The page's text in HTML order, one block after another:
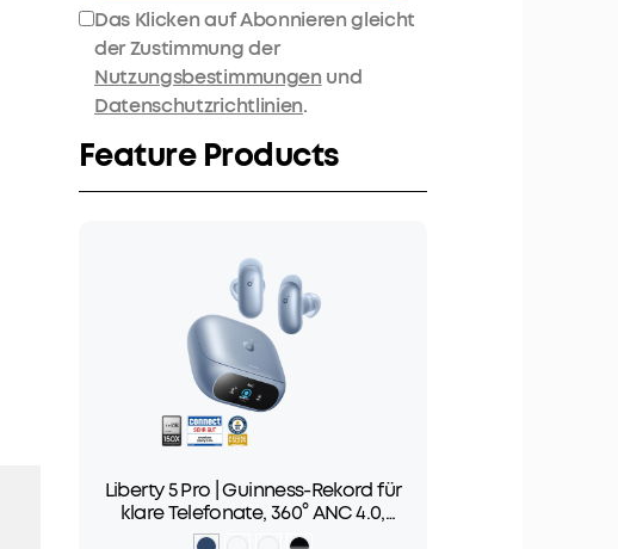
Das Klicken auf Abonnieren gleicht
der Zustimmung der
Nutzungsbestimmungen und
Datenschutzrichtlinien.
Feature Products
Liberty 5 Pro | Guinness-Rekord für
klare Telefonate, 360° ANC 4.0,
Dolby Atmos